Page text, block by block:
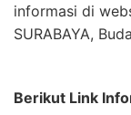
informasi di
SURABAYA,
Berikut Link